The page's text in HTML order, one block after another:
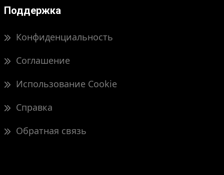
Поддержка
Конфиденциальность
Соглашение
Использование Cookie
Справка
Обратная связь